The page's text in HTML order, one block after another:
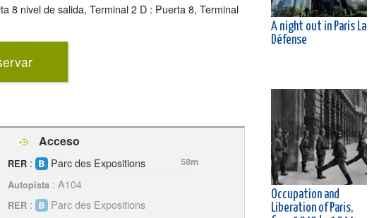
8 nivel de salida, Terminal 2 D : Puerta 8, Terminal
Acceso
RER : Parc des Expositions
58m
Autopista : A104
RER : Parc des Expositions
A night out in Paris La
Défense
Occupation and
Liberation of Paris,